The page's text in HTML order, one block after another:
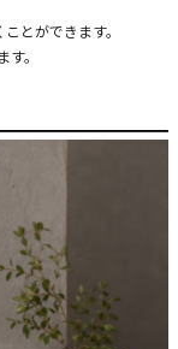
とができます。
。